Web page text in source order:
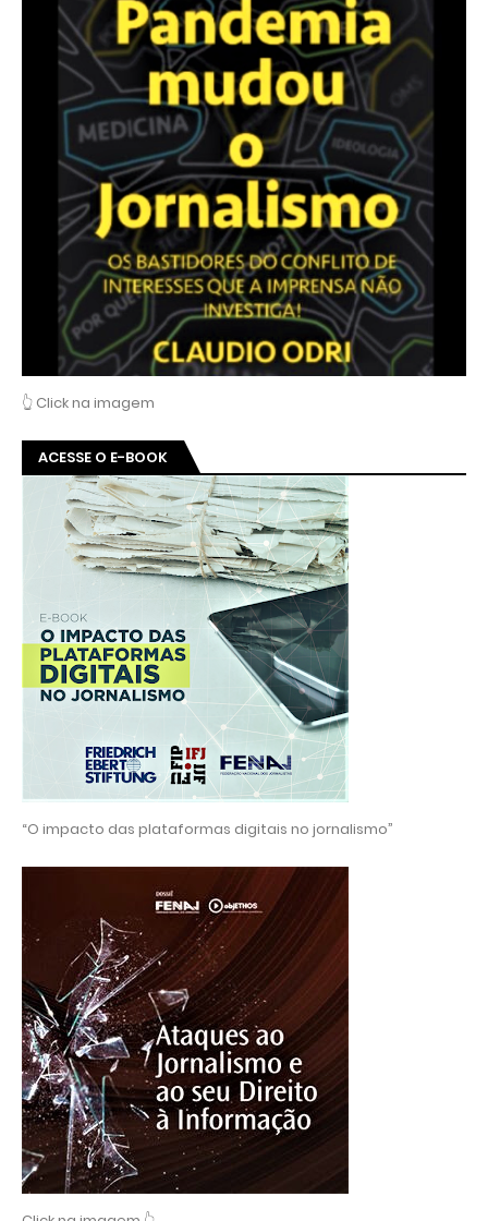
👆 Click na imagem
ACESSE O E-BOOK
“O impacto das plataformas digitais no jornalismo”